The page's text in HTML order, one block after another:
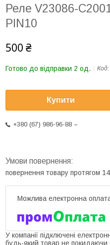
Реле V23086-
PIN10
500 ₴
Готово до відправки 2 од. Код:
Купити
+380 (67) 986-96-88
повернення товару протягом
У компанії підключені
будь-який товар не покидаючи